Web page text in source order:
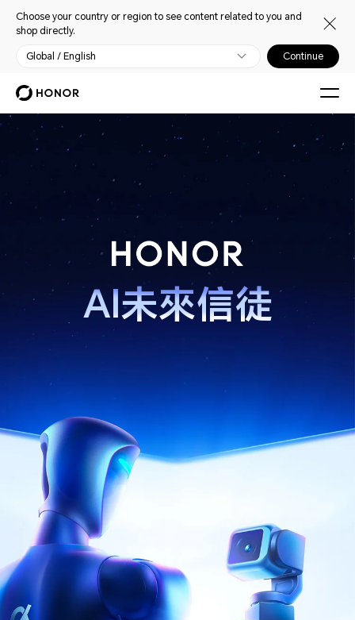
Choose your country or region to see content related to you and
shop directly.
Global / English Continue
AI未來信徒